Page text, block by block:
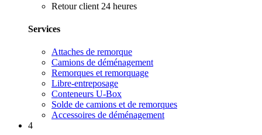
Retour client 24 heures
Services
Attaches de remorque
Camions de déménagement
Remorques et remorquage
Libre-entreposage
Conteneurs U-Box
Solde de camions et de remorques
Accessoires de déménagement
4